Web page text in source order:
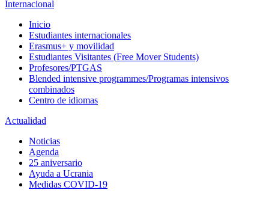
Internacional
Inicio
Estudiantes internacionales
Erasmus+ y movilidad
Estudiantes Visitantes (Free Mover Students)
Profesores/PTGAS
Blended intensive programmes/Programas intensivos
combinados
Centro de idiomas
Actualidad
Noticias
Agenda
25 aniversario
Ayuda a Ucrania
Medidas COVID-19